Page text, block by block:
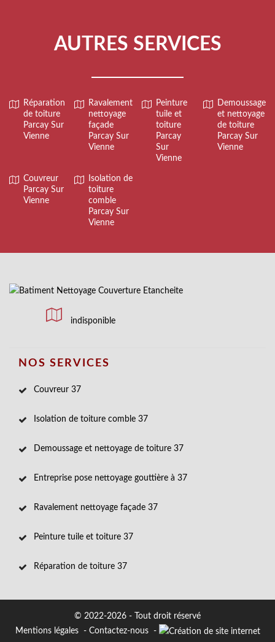
AUTRES SERVICES
Réparation
de toiture
Parcay Sur
Vienne
Ravalement
nettoyage
façade
Parcay Sur
Vienne
Peinture
tuile et
toiture
Parcay
Sur
Vienne
Demoussage
et nettoyage
de toiture
Parcay Sur
Vienne
Couvreur
Parcay Sur
Vienne
Isolation de
toiture
comble
Parcay Sur
Vienne
indisponible
NOS SERVICES
Couvreur 37
Isolation de toiture comble 37
Demoussage et nettoyage de toiture 37
Entreprise pose nettoyage gouttière à 37
Ravalement nettoyage façade 37
Peinture tuile et toiture 37
Réparation de toiture 37
© 2022-2026 - Tout droit réservé
Mentions légales- Contactez-nous-